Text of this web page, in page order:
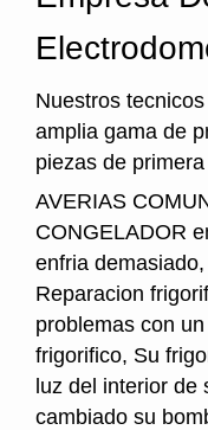
Nuestros
amplia gama de
piezas de
AVERIAS
CONGELADOR
enfria
Reparacion
problemas con
frigorifico, Su
luz del interior
cambiado su